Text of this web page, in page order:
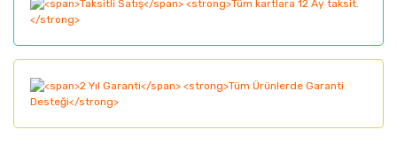
Bu ürüne benzer farklı alternatifler olmalı.